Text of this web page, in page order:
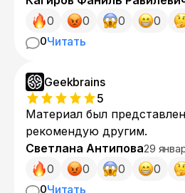
0 0 0 0
0Читать
Geekbrains
5
Материал был
рекомендую другим.
Светлана Антипова29
0 0 0 0
0Читать